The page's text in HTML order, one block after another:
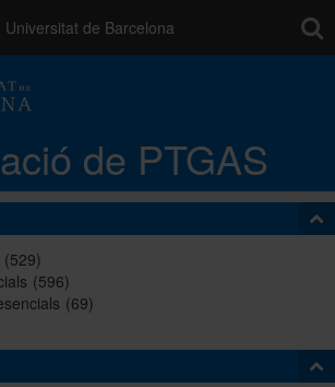
Universitat de Barcelona
de PTGAS
de la formació del PTGAS
Cursos a mida
(529)
(596)
(69)